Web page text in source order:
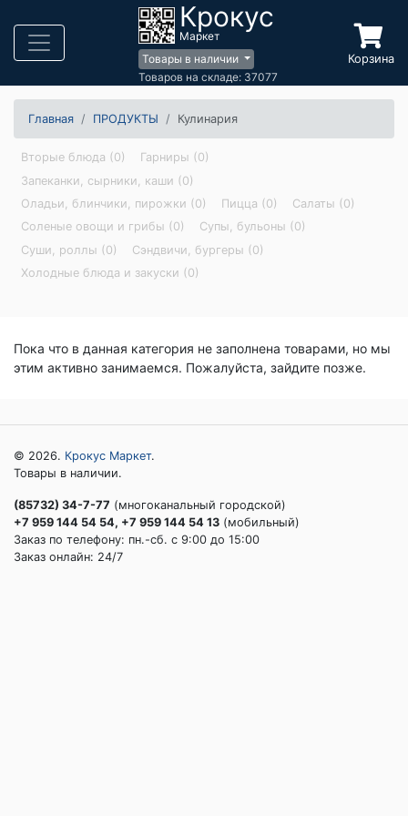
Крокус
Маркет
Товары в наличии
Товаров на складе: 37077
Корзина
Главная ПРОДУКТЫ Кулинария
Вторые блюда (0)
Гарниры (0)
Запеканки, сырники, каши (0)
Оладьи, блинчики, пирожки (0)
Пицца (0)
Салаты (0)
Соленые овощи и грибы (0)
Супы, бульоны (0)
Суши, роллы (0)
Сэндвичи, бургеры (0)
Холодные блюда и закуски (0)
Пока что в данная категория не заполнена товарами, но мы
этим активно занимаемся. Пожалуйста, зайдите позже.
© 2026. Крокус Маркет.
Товары в наличии.
(85732) 34-7-77 (многоканальный городской)
+7 959 144 54 54, +7 959 144 54 13 (мобильный)
Заказ по телефону: пн.-сб. c 9:00 до 15:00
Заказ онлайн: 24/7